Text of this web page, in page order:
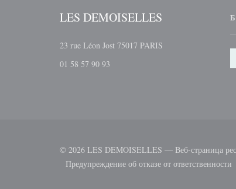
LES DEMOISELLES
23 rue Léon Jost 75017 PARIS
01 58 57 90 93
© 2026 LES DEMOISELLES — Веб-страница
Предупреждение об отказе от ответственности
((открывается в новом